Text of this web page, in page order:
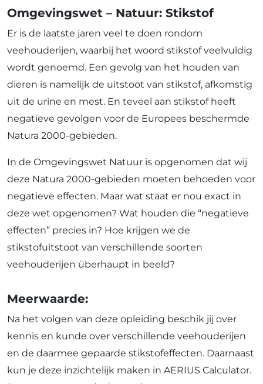
Omgevingswet – Natuur: Stikstof
Er is de laatste jaren veel te doen rondom
veehouderijen, waarbij het woord stikstof veelvuldig
wordt genoemd. Een gevolg van het houden van
dieren is namelijk de uitstoot van stikstof, afkomstig
uit de urine en mest. En teveel aan stikstof heeft
negatieve gevolgen voor de Europees beschermde
Natura 2000-gebieden.
In de Omgevingswet Natuur is opgenomen dat wij
deze Natura 2000-gebieden moeten behoeden voor
negatieve effecten. Maar wat staat er nou exact in
deze wet opgenomen? Wat houden die “negatieve
effecten” precies in? Hoe krijgen we de
stikstofuitstoot van verschillende soorten
veehouderijen überhaupt in beeld?
Meerwaarde:
Na het volgen van deze opleiding beschik jij over
kennis en kunde over verschillende veehouderijen
en de daarmee gepaarde stikstofeffecten. Daarnaast
kun je deze inzichtelijk maken in AERIUS Calculator.